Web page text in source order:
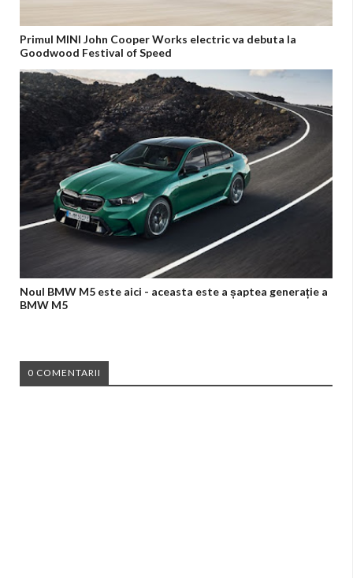
Primul MINI John Cooper Works electric va debuta la
Goodwood Festival of Speed
Noul BMW M5 este aici - aceasta este a șaptea generație a
BMW M5
0 COMENTARII